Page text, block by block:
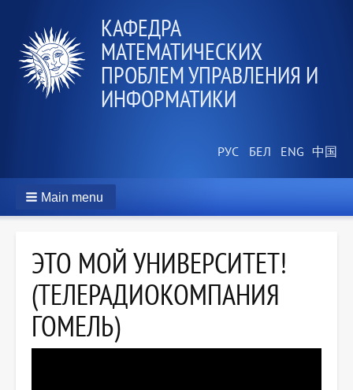
КАФЕДРА
МАТЕМАТИЧЕСКИХ
ПРОБЛЕМ УПРАВЛЕНИЯ И
ИНФОРМАТИКИ
Main menu
ЭТО МОЙ УНИВЕРСИТЕТ!
(ТЕЛЕРАДИОКОМПАНИЯ
ГОМЕЛЬ)